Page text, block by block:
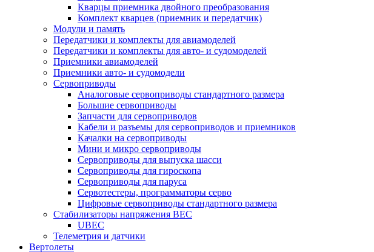
Кварцы приемника двойного преобразования
Комплект кварцев (приемник и передатчик)
Модули и память
Передатчики и комплекты для авиамоделей
Передатчики и комплекты для авто- и судомоделей
Приемники авиамоделей
Приемники авто- и судомодели
Сервоприводы
Аналоговые сервоприводы стандартного размера
Большие сервоприводы
Запчасти для сервоприводов
Кабели и разъемы для сервоприводов и приемников
Качалки на сервоприводы
Мини и микро сервоприводы
Сервоприводы для выпуска шасси
Сервоприводы для гироскопа
Сервоприводы для паруса
Сервотестеры, программаторы серво
Цифровые сервоприводы стандартного размера
Стабилизаторы напряжения BEC
UBEC
Телеметрия и датчики
Вертолеты